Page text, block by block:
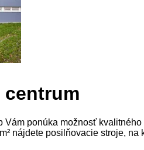
centrum
Vám ponúka možnosť
nájdete posilňovacie stroje,